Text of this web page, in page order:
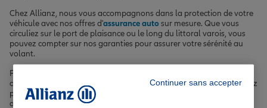
Chez Allianz, nous vous accompagnons dans la protection de votre
véhicule avec nos offres d'assurance autosur mesure. Que vous
circuliez sur le port de plaisance ou le long du littoral varois, vous
pouvez compter sur nos garanties pour assurer votre sérénité au
volant.
Pour votre logement, notre
couverture complète contre les risques du quotidien. Que vous soyez
propriétaire d'une villa avec vue sur la mer ou locataire d'un
appartement en centre-ville, nos agents sont à votre écoute pour
Continuer sans accepter